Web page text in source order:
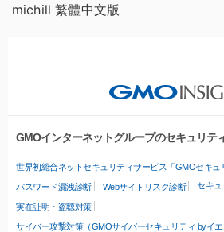
michill 繁體中文版
GMOインターネットグループのセキュリテ
世界初総合ネットセキュリティサービス「GMOセキュ
パスワード漏洩診断 Webサイトリスク診断 セキュ
実在証明・盗聴対策
サイバー攻撃対策（GMOサイバーセキュリティ byイエ